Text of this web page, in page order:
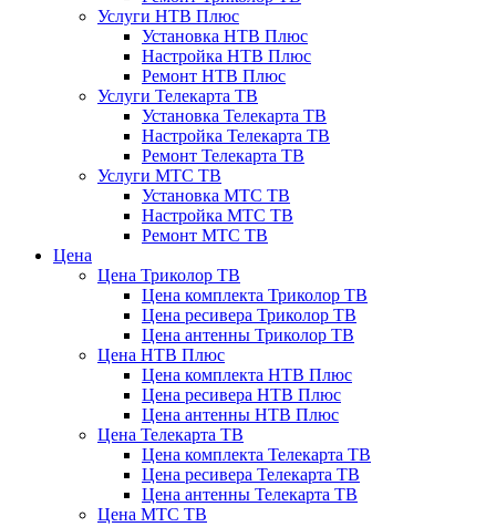
Услуги НТВ Плюс
Установка НТВ Плюс
Настройка НТВ Плюс
Ремонт НТВ Плюс
Услуги Телекарта ТВ
Установка Телекарта ТВ
Настройка Телекарта ТВ
Ремонт Телекарта ТВ
Услуги МТС ТВ
Установка МТС ТВ
Настройка МТС ТВ
Ремонт МТС ТВ
Цена
Цена Триколор ТВ
Цена комплекта Триколор ТВ
Цена ресивера Триколор ТВ
Цена антенны Триколор ТВ
Цена НТВ Плюс
Цена комплекта НТВ Плюс
Цена ресивера НТВ Плюс
Цена антенны НТВ Плюс
Цена Телекарта ТВ
Цена комплекта Телекарта ТВ
Цена ресивера Телекарта ТВ
Цена антенны Телекарта ТВ
Цена МТС ТВ